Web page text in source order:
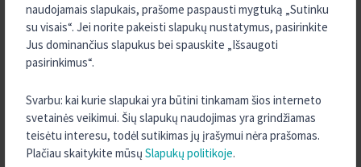
naudojamais slapukais, prašome paspausti mygtuką „Sutinku
su visais“. Jei norite pakeisti slapukų nustatymus, pasirinkite
Jus dominančius slapukus bei spauskite „Išsaugoti
pasirinkimus“.
Svarbu: kai kurie slapukai yra būtini tinkamam šios interneto
svetainės veikimui. Šių slapukų naudojimas yra grindžiamas
teisėtu interesu, todėl sutikimas jų įrašymui nėra prašomas.
Plačiau skaitykite mūsų Slapukų politikoje.
Taupomasis indėlis
– lanksti ir saugi priemonė, kurią galima bet
kada papildyti ir bet kada išsiimti pinigus. Palūkanos už taupomąjį
indėlį skaičiuojamos kiekvieną dieną ir išmokamos kartą per mėnesį.
Vaiko indėlis
– ilgalaikė investicija, skirta kaupti lėšas iki vaikui
sukaks 18 metų. Tai finansinis pagrindas savarankiškam gyvenimui,
studijoms ar kitiems svarbiems tikslams. Prie kaupimo gali prisidėti
tėvai, seneliai ar kiti artimieji.